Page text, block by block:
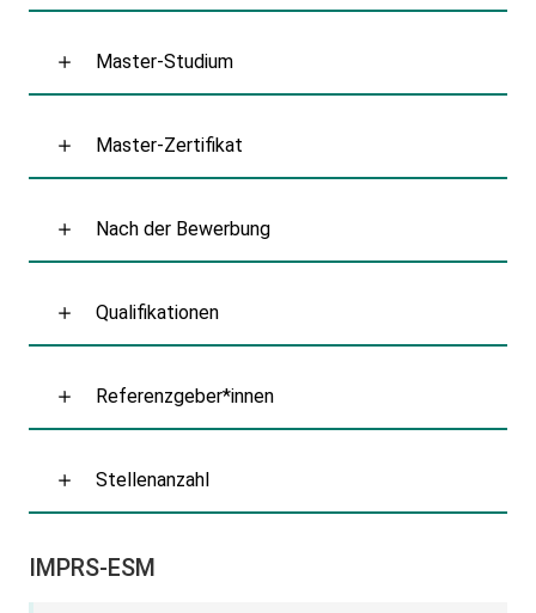
Master-Studium
Master-Zertifikat
Nach der Bewerbung
Qualifikationen
Referenzgeber*innen
Stellenanzahl
IMPRS-ESM